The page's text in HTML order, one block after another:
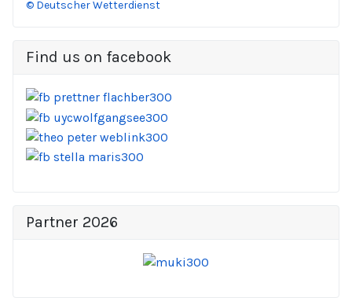
© Deutscher Wetterdienst
Find us on facebook
Partner 2026